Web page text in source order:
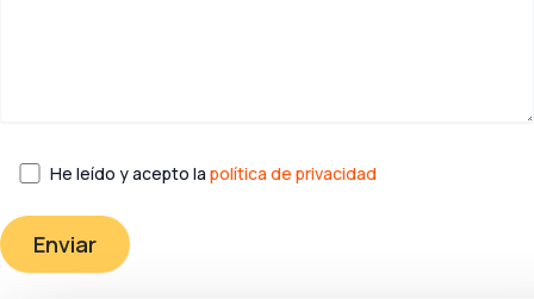
He leído y acepto la política de privacidad